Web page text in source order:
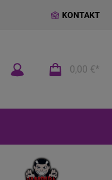
KONTAKT
0,00 €*